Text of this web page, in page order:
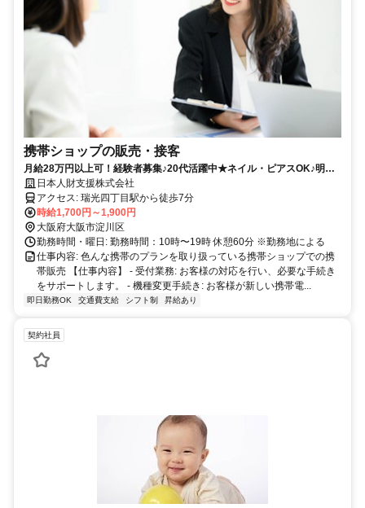
携帯ショップの販売・接客
月給28万円以上可！経験者募集♪20代活躍中★ネイル・ピアスOK♪明る
い職場です！
日本人財支援株式会社
アクセス: 瑞光四丁目駅から徒歩7分
時給1,700円～1,900円
大阪府大阪市淀川区
勤務時間・曜日: 勤務時間：10時〜19時 休憩60分 ※勤務地による
仕事内容: 色んな携帯のプランを取り扱っている携帯ショップでの携
帯販売 【仕事内容】 - 受付業務: お客様の対応を行い、必要な手続き
をサポートします。 - 機種変更手続き: お客様が新しい携帯電...
即日勤務OK 交通費支給 シフト制 昇給あり
契約社員